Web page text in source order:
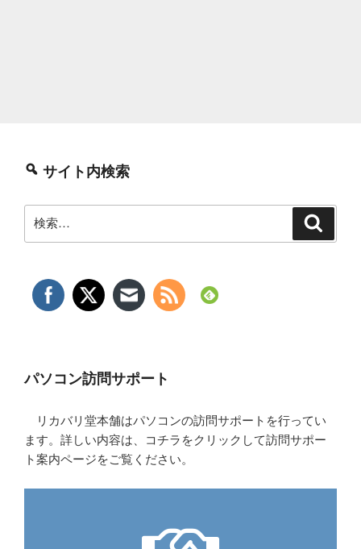
サイト内検索
索:
パソコン訪問サポート
リカバリ堂本舗はパソコンの訪問サポートを行ってい
ます。詳しい内容は、コチラをクリックして訪問サポー
ト案内ページをご覧ください。